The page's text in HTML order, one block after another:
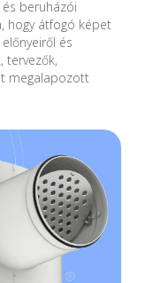
beruházói
hogy átfogó képet
és
tervezők,
megalapozott